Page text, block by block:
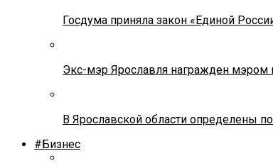
Госдума приняла закон «Единой
Экс-мэр Ярославля награжден
В Ярославской области определены
#Бизнес